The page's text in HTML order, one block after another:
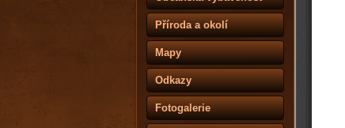
Příroda a okolí
Mapy
Odkazy
Fotogalerie